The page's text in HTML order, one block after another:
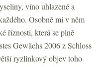
víno uhlazené a
Osobně mi v něm
říznosti, která se plně
Gewächs 2006 z Schloss
ryzlinkový objev toho